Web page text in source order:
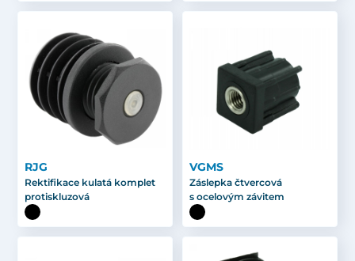
RJG
Rektifikace kulatá komplet
protiskluzová
VGMS
Záslepka čtvercová
s ocelovým závitem